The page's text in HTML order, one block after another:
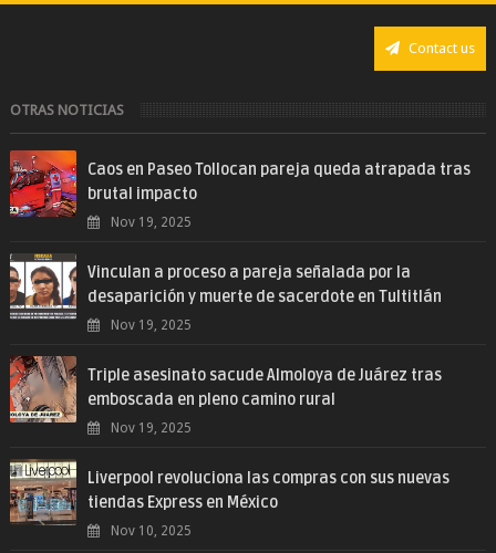
Contact us
OTRAS NOTICIAS
Caos en Paseo Tollocan pareja queda atrapada tras
brutal impacto
Nov 19, 2025
Vinculan a proceso a pareja señalada por la
desaparición y muerte de sacerdote en Tultitlán
Nov 19, 2025
Triple asesinato sacude Almoloya de Juárez tras
emboscada en pleno camino rural
Nov 19, 2025
Liverpool revoluciona las compras con sus nuevas
tiendas Express en México
Nov 10, 2025